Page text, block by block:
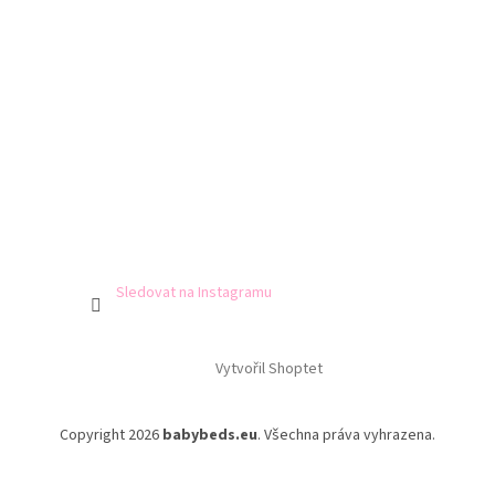
Sledovat na Instagramu
Vytvořil Shoptet
Copyright 2026 babybeds.eu. Všechna práva vyhrazena.